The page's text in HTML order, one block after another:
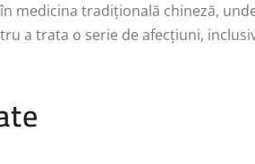
medicina tradițională chineză,
a trata o serie de afecțiuni,